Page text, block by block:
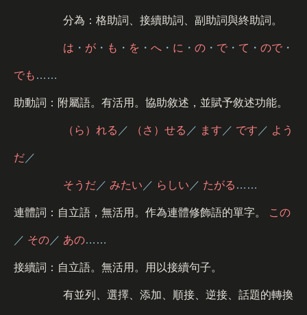
分為：格助詞、接續助詞、副助詞與終助詞。
は ・ が ・ も ・ を ・ へ ・ に ・ の ・ で ・ て ・ ので ・
でも ……
助動詞：附屬語。有活用。協助敘述，並賦予敘述功能。
（ら）れる ／ （さ）せる ／ ます ／ です ／ よう
だ ／
そうだ ／ みたい ／ らしい ／ たがる ……
連體詞：自立語，無活用。作為連體修飾語的單字。 この
／ その ／ あの……
接續詞：自立語。無活用。用以接續句子。
有並列、選擇、添加、順接、逆接、話題的轉換